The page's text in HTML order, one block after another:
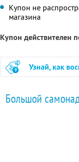
Купон не
магазина
Купон действителен
Узнай, как
Большой